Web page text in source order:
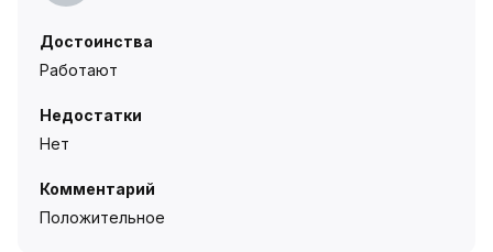
Достоинства
Работают
Недостатки
Нет
Комментарий
Положительное